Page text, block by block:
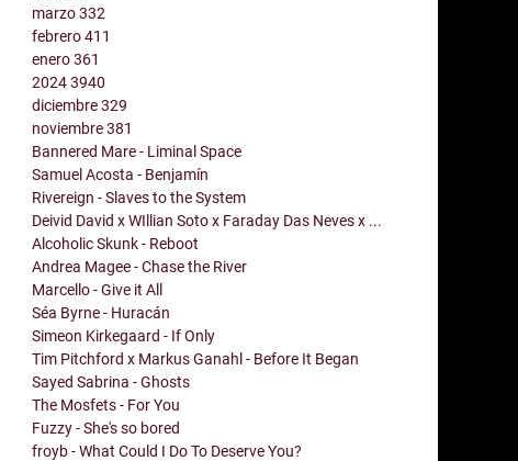
marzo332
febrero411
enero361
20243940
diciembre329
noviembre381
Bannered Mare - Liminal Space
Samuel Acosta - Benjamín
Rivereign - Slaves to the System
Deivid David x WIllian Soto x Faraday Das Neves x ...
Alcoholic Skunk - Reboot
Andrea Magee - Chase the River
Marcello - Give it All
Séa Byrne - Huracán
Simeon Kirkegaard - If Only
Tim Pitchford x Markus Ganahl - Before It Began
Sayed Sabrina - Ghosts
The Mosfets - For You
Fuzzy - She's so bored
froyb - What Could I Do To Deserve You?